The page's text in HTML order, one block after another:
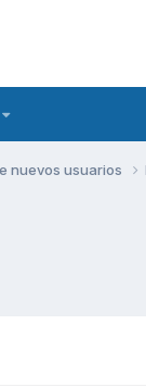
nuevos usuarios